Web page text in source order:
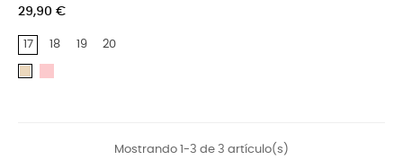
29,90 €
17 18 19 20
Mostrando 1-3 de 3 artículo(s)